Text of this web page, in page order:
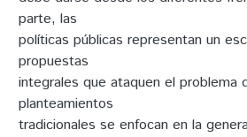
parte, las
políticas públicas representan un
propuestas
integrales que ataquen el problema
planteamientos
tradicionales se enfocan en la